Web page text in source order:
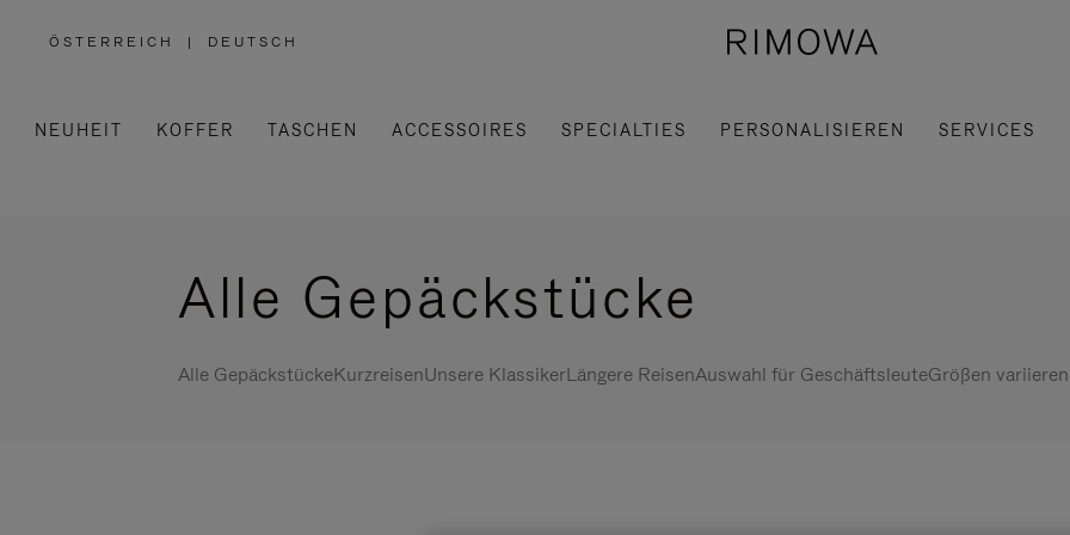
ÖSTERREICH
,
AUS
| DEUTSCH
NEUHEIT KOFFER TASCHEN ACCESSOIRES SPECIALTIES PERSONALISIEREN SERVICES
Alle Gepäckstücke
Alle GepäckstückeKurzreisenUnsere KlassikerLängere ReisenAuswahl für GeschäftsleuteGrößen